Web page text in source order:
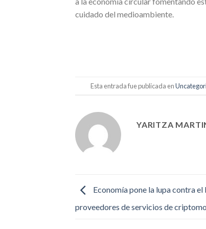
cuidado del medioambiente.
Esta entrada fue publicada en
YARITZA
Economía pone la lupa contra el
proveedores de servicios de